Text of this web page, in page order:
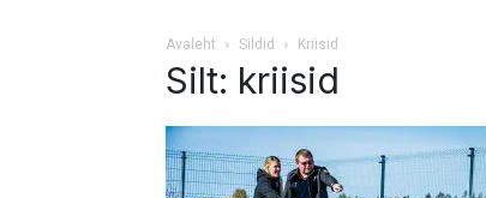
Avaleht Sildid Kriisid
Silt: kriisid